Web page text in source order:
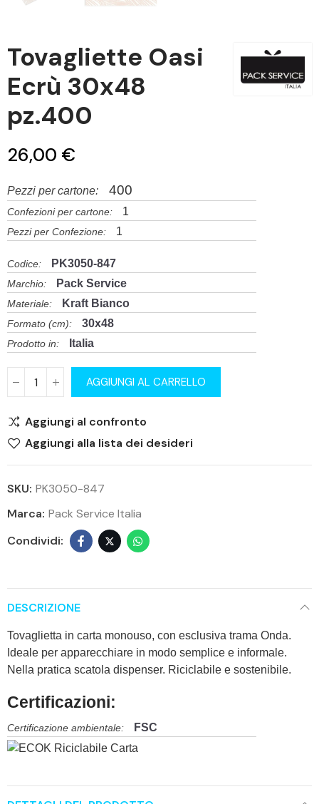
Tovagliette Oasi
Ecrù 30x48
pz.400
26,00 €
Pezzi per cartone: 400
Confezioni per cartone: 1
Pezzi per Confezione: 1
Codice: PK3050-847
Marchio: Pack Service
Materiale: Kraft Bianco
Formato (cm): 30x48
Prodotto in: Italia
AGGIUNGI AL CARRELLO
Aggiungi al confronto
Aggiungi alla lista dei desideri
SKU: PK3050-847
Marca: Pack Service Italia
DESCRIZIONE
Tovaglietta in carta monouso, con esclusiva trama Onda.
Ideale per apparecchiare in modo semplice e informale.
Nella pratica scatola dispenser. Riciclabile e sostenibile.
Certificazioni:
Certificazione ambientale: FSC